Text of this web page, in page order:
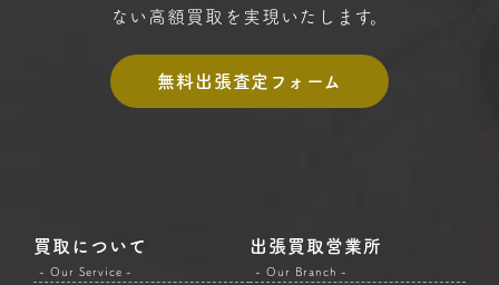
ない高額買取を実現いたします。
無料出張査定フォーム
買取について
- Our Service -
出張買取営業所
- Our Branch -